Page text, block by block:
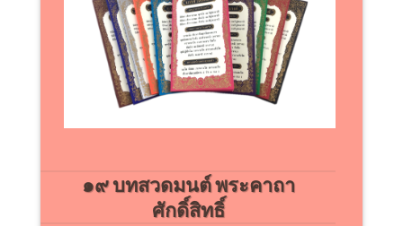
๑๙ บทสวดมนต์ พระคาถา
ศักดิ์สิทธิ์